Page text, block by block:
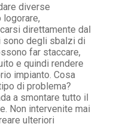
diverse
direttamente dal
sono degli sbalzi di
far staccare,
e quindi rendere
impianto. Cosa
di problema?
a smontare tutto il
Non intervenite mai
ulteriori